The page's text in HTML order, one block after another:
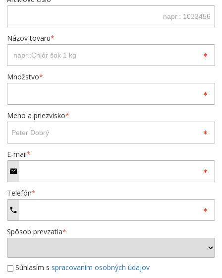
Názov tovaru*
Množstvo*
Meno a priezvisko*
E-mail*
Telefón*
Spôsob prevzatia*
Súhlasím s spracovaním osobných údajov